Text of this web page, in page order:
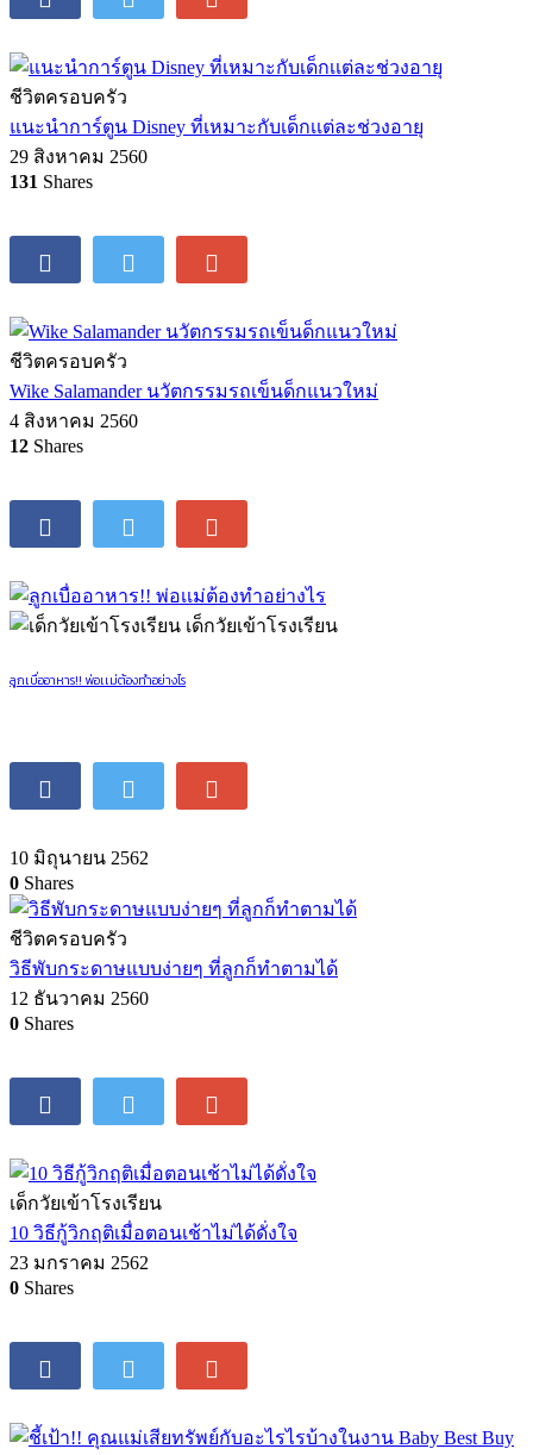
ชีวิตครอบครัว
แนะนำการ์ตูน Disney ที่เหมาะกับเด็กเเต่ละช่วงอายุ
29 สิงหาคม 2560
131 Shares
ชีวิตครอบครัว
Wike Salamander นวัตกรรมรถเข็นด็กแนวใหม่
4 สิงหาคม 2560
12 Shares
เด็กวัยเข้าโรงเรียน
ลูกเบื่ออาหาร!! พ่อเเม่ต้องทำอย่างไร
10 มิถุนายน 2562
0 Shares
ชีวิตครอบครัว
วิธีพับกระดาษแบบง่ายๆ ที่ลูกก็ทำตามได้
12 ธันวาคม 2560
0 Shares
เด็กวัยเข้าโรงเรียน
10 วิธีกู้วิกฤติเมื่อตอนเช้าไม่ได้ดั่งใจ
23 มกราคม 2562
0 Shares